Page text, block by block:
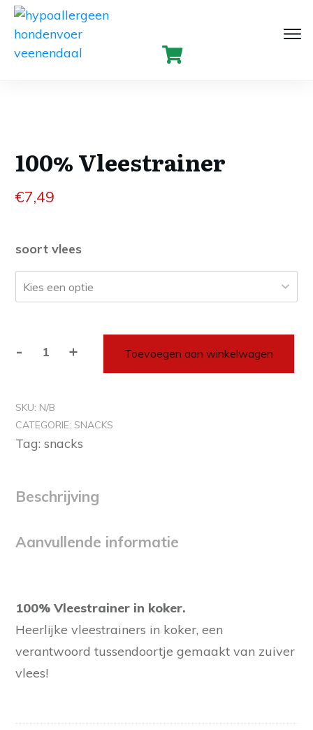
100% Vleestrainer
€7,49
soort vlees
-100%
+ Toevoegen aan winkelwagen
SKU: N/B
CATEGORIE: SNACKS
Tag: snacks
Beschrijving
Aanvullende informatie
100% Vleestrainer in koker.
Heerlijke vleestrainers in koker, een
verantwoord tussendoortje gemaakt van zuiver
vlees!